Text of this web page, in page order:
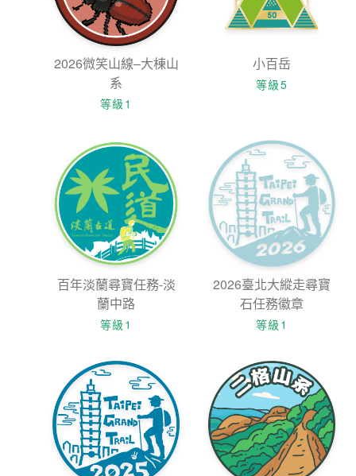
2026微笑山線–大棟山
系
等級1
小百岳
等級5
百年淡蘭尋寶任務-淡
蘭中路
等級1
2026臺北大縱走尋寶
石任務徽章
等級1